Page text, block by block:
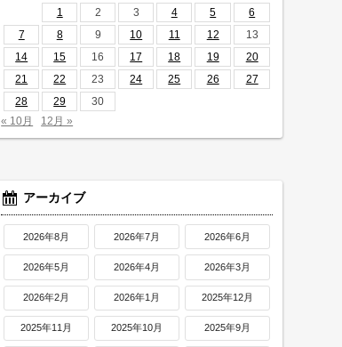
1 2 3 4 5
6
7
8 9 10 11 12
13
14
15 16 17 18 19
20
21
22 23 24 25 26
27
28
29
30
« 10月
12月 »
アーカイブ
2026年8月 2026年7月 2026年6月
2026年5月 2026年4月 2026年3月
2026年2月 2026年1月 2025年12月
2025年11月 2025年10月 2025年9月